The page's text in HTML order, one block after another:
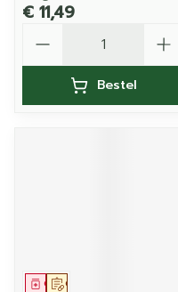
€ 11,49
Bestel
Op voorschrift
Geneesmiddel